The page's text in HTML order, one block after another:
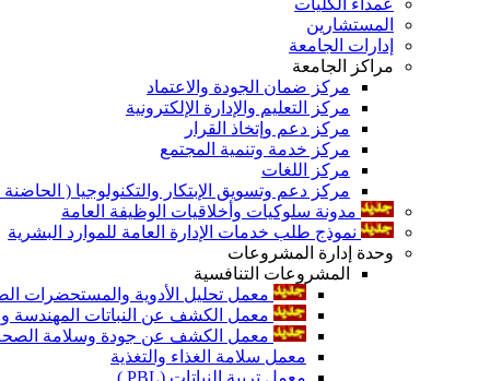
المستشارين
إدارات الجامعة
مراكز الجامعة
مركز ضمان الجودة والاعتماد
مركز التعليم والإدارة الإلكترونية
مركز دعم وإتخاذ القرار
مركز خدمة وتنمية المجتمع
مركز اللغات
مركز دعم وتسويق الإبتكار والتكنولوجيا ( الحاضنة
مدونة سلوكيات وأخلاقيات الوظيفة العامة
نموذج طلب خدمات الإدارة العامة للموارد البشرية
وحدة إدارة المشروعات
المشروعات التنافسية
معمل تحليل الأدوية والمستحضرات
معمل الكشف عن النباتات المهندسة
معمل الكشف عن جودة وسلامة الصحة
معمل سلامة الغذاء والتغذية
معمل تربية النباتات (PBL )